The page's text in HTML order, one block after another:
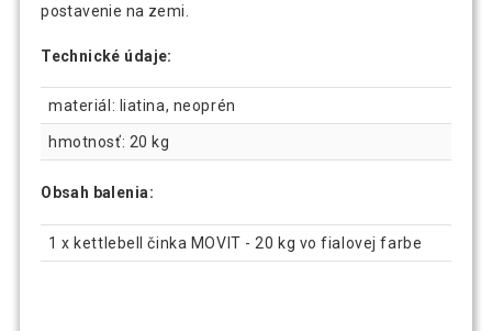
postavenie na zemi.
Technické údaje:
materiál: liatina, neoprén
hmotnosť: 20 kg
Obsah balenia:
1 x kettlebell činka MOVIT - 20 kg vo fialovej farbe